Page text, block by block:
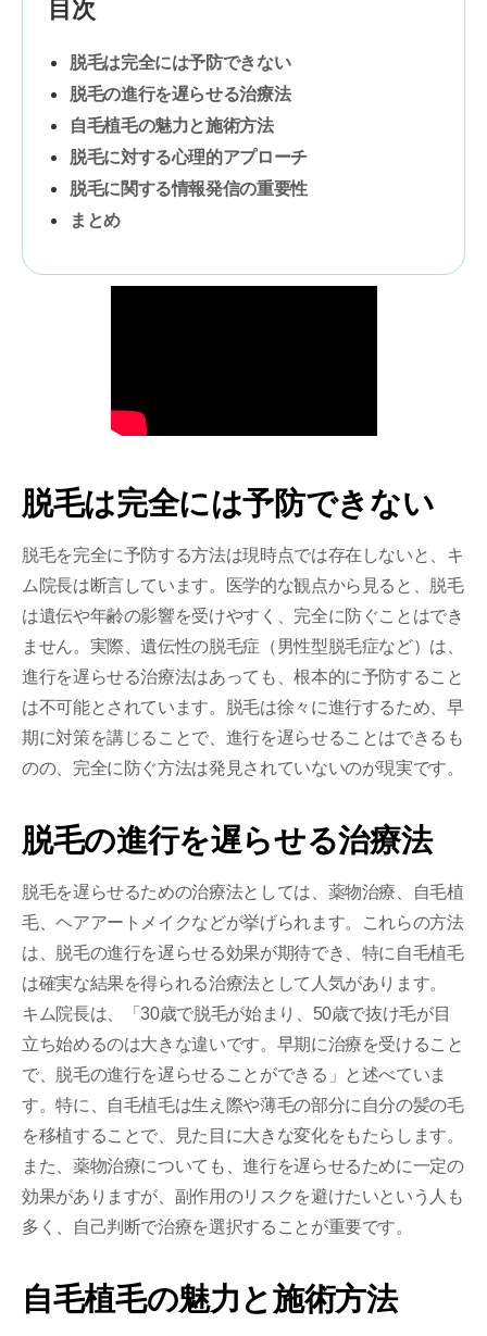
目次
脱毛は完全には予防できない
脱毛の進行を遅らせる治療法
自毛植毛の魅力と施術方法
脱毛に対する心理的アプローチ
脱毛に関する情報発信の重要性
まとめ
脱毛は完全には予防できない
脱毛を完全に予防する方法は現時点では存在しないと、キ
ム院長は断言しています。医学的な観点から見ると、脱毛
は遺伝や年齢の影響を受けやすく、完全に防ぐことはでき
ません。実際、遺伝性の脱毛症（男性型脱毛症など）は、
進行を遅らせる治療法はあっても、根本的に予防すること
は不可能とされています。脱毛は徐々に進行するため、早
期に対策を講じることで、進行を遅らせることはできるも
のの、完全に防ぐ方法は発見されていないのが現実です。
脱毛の進行を遅らせる治療法
脱毛を遅らせるための治療法としては、薬物治療、自毛植
毛、ヘアアートメイクなどが挙げられます。これらの方法
は、脱毛の進行を遅らせる効果が期待でき、特に自毛植毛
は確実な結果を得られる治療法として人気があります。
キム院長は、「30歳で脱毛が始まり、50歳で抜け毛が目
立ち始めるのは大きな違いです。早期に治療を受けること
で、脱毛の進行を遅らせることができる」と述べていま
す。特に、自毛植毛は生え際や薄毛の部分に自分の髪の毛
を移植することで、見た目に大きな変化をもたらします。
また、薬物治療についても、進行を遅らせるために一定の
効果がありますが、副作用のリスクを避けたいという人も
多く、自己判断で治療を選択することが重要です。
自毛植毛の魅力と施術方法